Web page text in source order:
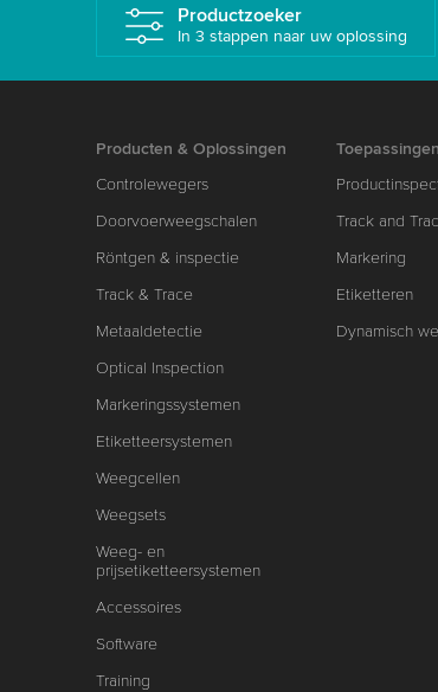
Productzoeker
In 3 stappen naar uw oplossing
Producten & Oplossingen
Controlewegers
Doorvoerweegschalen
Röntgen & inspectie
Track & Trace
Metaaldetectie
Optical Inspection
Markeringssystemen
Etiketteersystemen
Weegcellen
Weegsets
Weeg- en
prijsetiketteersystemen
Accessoires
Software
Training
Toepassingen
Track and
Markering
Etiketteren
Dynamisch